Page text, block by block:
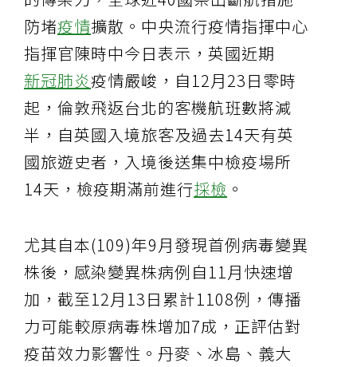
防堵疫情擴散。中央流行疫情指揮中心
指揮官陳時中今日表示，英國近期
新冠肺炎疫情嚴峻，自12月23日零時
起，倫敦飛返台北的客機航班數將減
半，自英國入境旅客及過去14天有英
國旅遊史者，入境後送集中檢疫場所
14天，檢疫期滿前進行採檢 。
尤其自本(109)年9月發現首例病毒變異
株後，感染變異株病例自11月快速增
加，截至12月13日累計1108例，傳播
力可能較原病毒株增加7成，正評估對
疫苗效力影響性。丹麥、冰島、義大